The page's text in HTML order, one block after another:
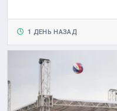
1 ДЕНЬ НАЗАД